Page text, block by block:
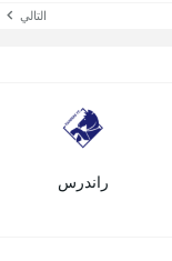
التالي
راندرس